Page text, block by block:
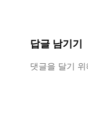
답글 남기기
댓글을 달기 위